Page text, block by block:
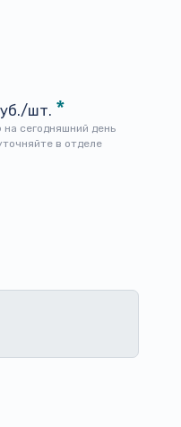
шт. *
сегодняшний день
в отделе